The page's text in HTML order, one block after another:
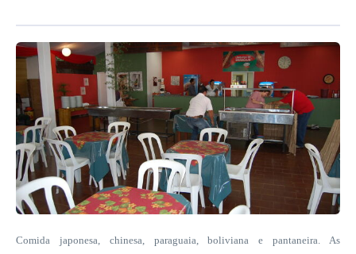
Comida japonesa, chinesa, paraguaia, boliviana e pantaneira. As